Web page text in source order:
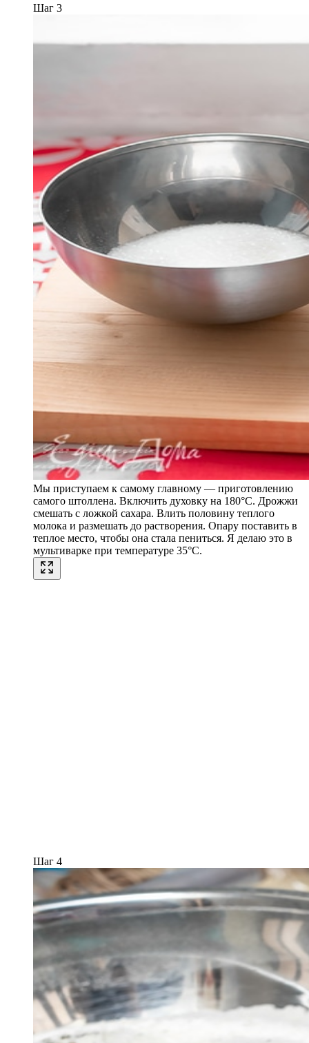
Шаг 3
Мы приступаем к самому главному — приготовлению
самого штоллена. Включить духовку на 180°C. Дрожжи
смешать с ложкой сахара. Влить половину теплого
молока и размешать до растворения. Опару поставить в
теплое место, чтобы она стала пениться. Я делаю это в
мультиварке при температуре 35°C.
Шаг 4